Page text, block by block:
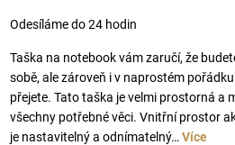
Odesíláme do 24 hodin
Taška na notebook vám zaručí, že
sobě, ale zároveň i v naprostém
přejete. Tato taška je velmi prostorná a
všechny potřebné věci. Vnitřní prostor
je nastavitelný a odnímatelný…Více